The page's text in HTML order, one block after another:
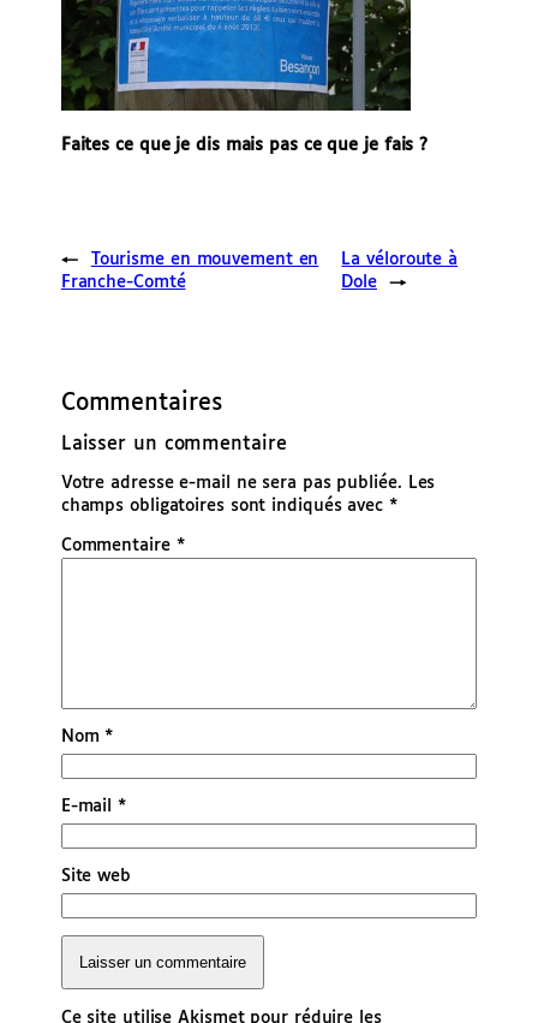
Faites ce que je dis mais pas ce que je fais ?
←
Tourisme en mouvement en
Franche-Comté
La véloroute à
Dole
→
Commentaires
Laisser un commentaire
Votre adresse e-mail ne sera pas publiée.
Les
champs obligatoires sont indiqués avec *
Commentaire *
Nom*
E-mail*
Site web
Ce site utilise Akismet pour réduire les